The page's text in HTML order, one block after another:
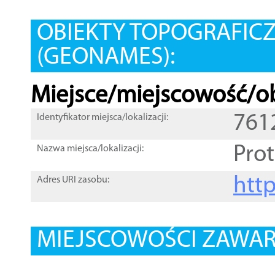
OBIEKTY
(GEONAMES):
Miejsce/miejscowość/
Identyfikator miejsca/lokalizacji:
Nazwa miejsca/lokalizacji:
Adres URI zasobu:
MIEJSCOWOŚCI